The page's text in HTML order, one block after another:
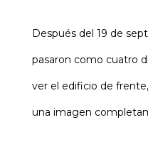
Después del 19 de
pasaron como cuatro
ver el edificio de frente,
una imagen